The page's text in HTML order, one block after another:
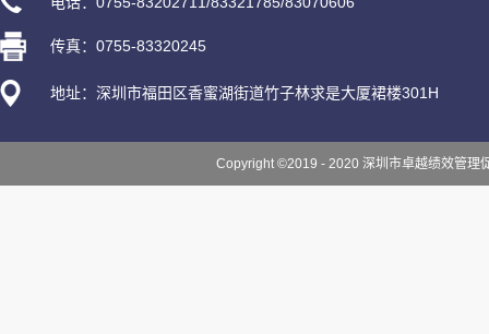
传真：0755-83320245
地址：深圳市福田区香蜜湖街道竹子林求是大厦裙楼301H
Copyright ©2019 - 2020 深圳市卓越绩效管理